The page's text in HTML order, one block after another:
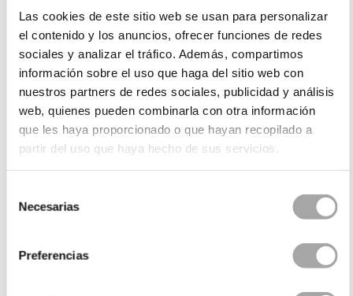
Las cookies de este sitio web se usan para personalizar
el contenido y los anuncios, ofrecer funciones de redes
sociales y analizar el tráfico. Además, compartimos
información sobre el uso que haga del sitio web con
nuestros partners de redes sociales, publicidad y análisis
web, quienes pueden combinarla con otra información
que les haya proporcionado o que hayan recopilado a
partir del uso que haya hecho de sus servicios.
Necesarias
Preferencias